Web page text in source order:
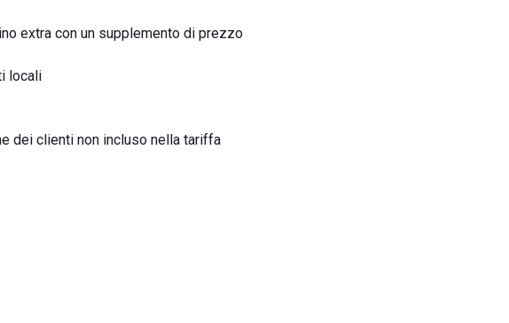
extra con un supplemento di prezzo
locali
dei clienti non incluso nella tariffa